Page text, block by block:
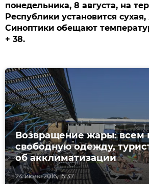
понедельника, 8 августа, на
Республики установится
Синоптики обещают
+ 38.
24 июля 2016, 15:37
Возвращение жары: всем
свободную одежду,
об акклиматизации